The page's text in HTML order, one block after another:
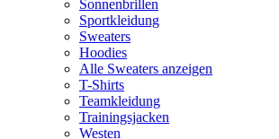
Sonnenbrillen
Sportkleidung
Sweaters
Hoodies
Alle Sweaters anzeigen
T-Shirts
Teamkleidung
Trainingsjacken
Westen